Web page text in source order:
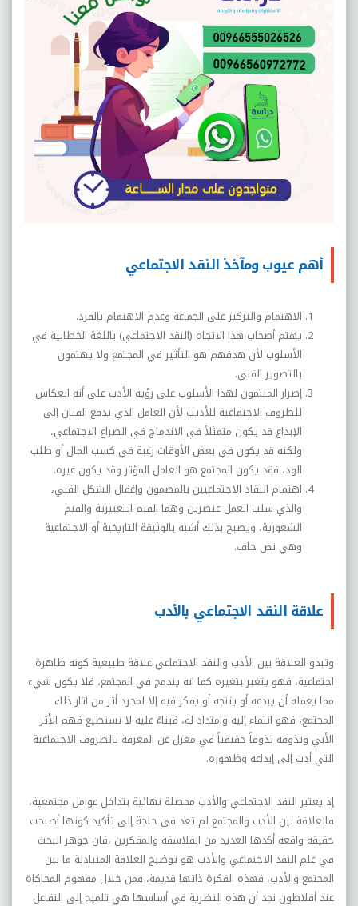
أهم عيوب ومآخذ النقد الاجتماعي
الاهتمام والتركيز على الجماعة وعدم الاهتمام بالفرد.
يهتم أصحاب هذا الاتجاه (النقد الاجتماعي) باللغة الخطابية في
الأسلوب لأن هدفهم هو التأثير في المجتمع ولا يهتمون
بالتصوير الفني.
إصرار المنتمون لهذا الأسلوب على رؤية الأدب على أنه انعكاس
للظروف الاجتماعية للأديب لأن العامل الذي يدفع الفنان إلى
الإبداع قد يكون متمثلاً في الاندماج في الصراع الاجتماعي،
ولكنه قد يكون في بعض الأوقات رغبة في كسب المال أو طلب
الود، فقد يكون المجتمع هو العامل المؤثر وقد يكون غيره.
اهتمام النقاد الاجتماعيين بالمضمون وإغفال الشكل الفني،
والذي سلب العمل عنصرين وهما القيم التعبيرية والقيم
الشعورية، ويصبح بذلك أشبه بالوثيقة التاريخية أو الاجتماعية
وهي نص جاف.
علاقة النقد الاجتماعي بالأدب
وتبدو العلاقة بين الأدب والنقد الاجتماعي علاقة طبيعية كونه ظاهرة
اجتماعية، فهو يتغبر بتغيره كما انه يندمج في المجتمع، فلا يكون شيء
مما يعمله أن يبدعه أو ينتجه أو يفكر فيه إلا لمجرد أثر من آثار ذلك
المجتمع، فهو انتماء إليه وامتداد له، فبناءً عليه لا نستطيع فهم الأثر
الأبي وتذوقه تذوقاً حقيقياً في معزل عن المعرفة بالظروف الاجتماعية
التي أدت إلى إبداعه وظهوره.
إذ يعتبر النقد الاجتماعي والأدب محصلة نهائية بتداخل عوامل مجتمعية،
فالعلاقة بين الأدب والمجتمع لم تعد في حاجة إلى تأكيد كونها أصبحت
حقيقة واقعة أكدها العديد من الفلاسفة والمفكرين ،فان جوهر البحث
في علم النقد الاجتماعي والأدب هو توضيح العلاقة المتبادلة ما بين
المجتمع والأدب، فهذه الفكرة ذاتها قديمة، فمن خلال مفهوم المحاكاة
عند أفلاطون نجد أن هذه النظرية في أساسها هي تلميح إلى التفاعل